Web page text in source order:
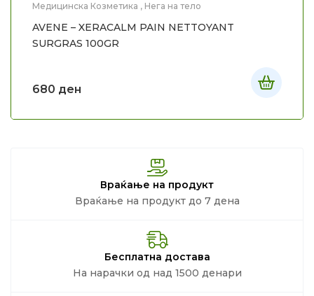
Медицинска Козметика , Нега на тело
AVENE – XERACALM PAIN NETTOYANT
SURGRAS 100GR
680 ден
Враќање на продукт
Враќање на продукт до 7 дена
Бесплатна достава
На нарачки од над 1500 денари